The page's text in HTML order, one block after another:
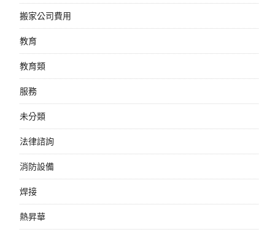
搬家公司費用
教育
教育類
服務
未分類
法律諮詢
消防設備
焊接
熱昇華